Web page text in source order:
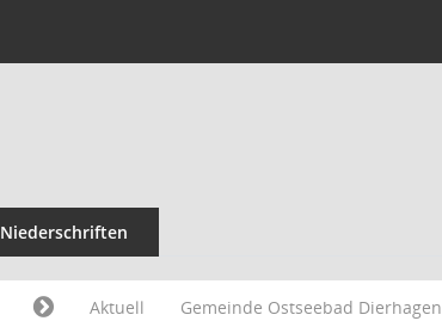
Niederschriften
Aktuell Gemeinde Ostseebad Dierhagen